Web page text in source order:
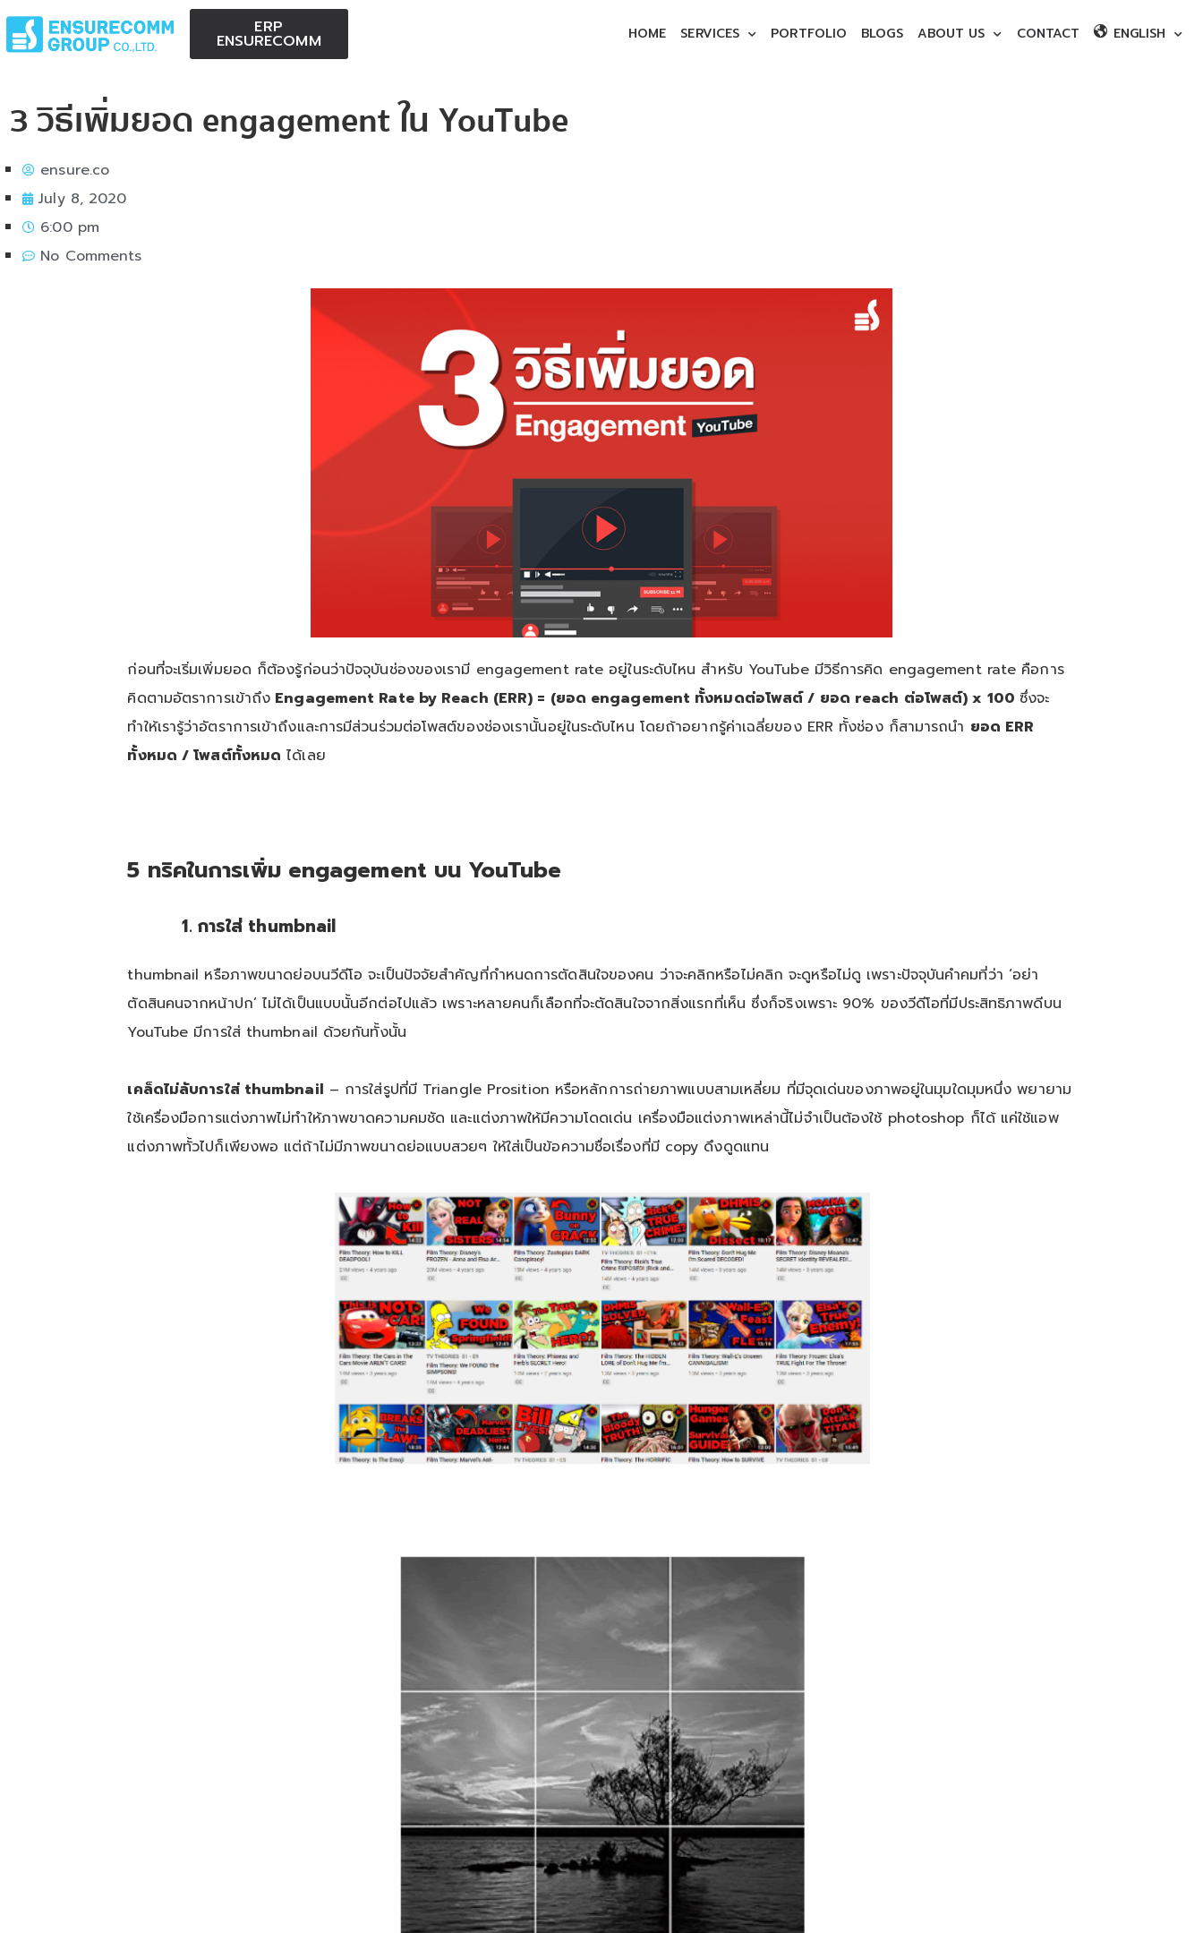
ERP
ENSURECOMM HOME SERVICES PORTFOLIO BLOGS ABOUT US CONTACT ENGLISH
3 วิธีเพิ่มยอด engagement ใน YouTube
ensure.co
July 8, 2020
6:00 pm
No Comments
ก่อนที่จะเริ่มเพิ่มยอด ก็ต้องรู้ก่อนว่าปัจจุบันช่องของเรามี engagement rate อยู่ในระดับไหน สำหรับ YouTube มีวิธีการคิด engagement rate คือการ
คิดตามอัตราการเข้าถึง Engagement Rate by Reach (ERR) = (ยอด engagement ทั้งหมดต่อโพสต์ / ยอด reach ต่อโพสต์) x 100 ซึ่งจะ
ทำให้เรารู้ว่าอัตราการเข้าถึงและการมีส่วนร่วมต่อโพสต์ของช่องเรานั้นอยู่ในระดับไหน โดยถ้าอยากรู้ค่าเฉลี่ยของ ERR ทั้งช่อง ก็สามารถนำ ยอด ERR
ทั้งหมด / โพสต์ทั้งหมด ได้เลย
5 ทริคในการเพิ่ม engagement บน YouTube
1. การใส่ thumbnail
thumbnail หรือภาพขนาดย่อบนวีดีโอ จะเป็นปัจจัยสำคัญที่กำหนดการตัดสินใจของคน ว่าจะคลิกหรือไม่คลิก จะดูหรือไม่ดู เพราะปัจจุบันคำคมที่ว่า ‘อย่า
ตัดสินคนจากหน้าปก’ ไม่ได้เป็นแบบนั้นอีกต่อไปแล้ว เพราะหลายคนก็เลือกที่จะตัดสินใจจากสิ่งแรกที่เห็น ซึ่งก็จริงเพราะ 90% ของวีดีโอที่มีประสิทธิภาพดีบน
YouTube มีการใส่ thumbnail ด้วยกันทั้งนั้น
เคล็ดไม่ลับการใส่ thumbnail – การใส่รูปที่มี Triangle Prosition หรือหลักการถ่ายภาพแบบสามเหลี่ยม ที่มีจุดเด่นของภาพอยู่ในมุมใดมุมหนึ่ง พยายาม
ใช้เครื่องมือการแต่งภาพไม่ทำให้ภาพขาดความคมชัด และแต่งภาพให้มีความโดดเด่น เครื่องมือแต่งภาพเหล่านี้ไม่จำเป็นต้องใช้ photoshop ก็ได้ แค่ใช้แอพ
แต่งภาพทั้วไปก็เพียงพอ แต่ถ้าไม่มีภาพขนาดย่อแบบสวยๆ ให้ใส่เป็นข้อความชื่อเรื่องที่มี copy ดึงดูดแทน